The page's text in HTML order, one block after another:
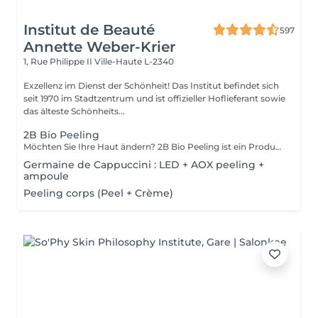
Institut de Beauté
Annette Weber-Krier
597
1, Rue Philippe II Ville-Haute L-2340
Exzellenz im Dienst der Schönheit! Das Institut befindet sich
seit 1970 im Stadtzentrum und ist offizieller Hoflieferant sowie
das älteste Schönheits...
2B Bio Peeling
Möchten Sie Ihre Haut ändern? 2B Bio Peeling ist ein Produkt für die manuelle Mikrodermabrasion . Diese Methode des Abriebs der Oberfläche der Epidermis zielt darauf ab, die abgestorbenen Zellen zu beseitigen, die das Stratum Corneum bilden. Im Gegensatz zu anderen Peel-Behandlungen, die nur auf der Oberfläche wirken, löst 2B Bio Peeling den Peeling-Prozess von innen aus. Ihre Haut wird gründlich gereinigt, der Zellstoffwechsel wird reaktiviert, die vergrößerten Poren werden gestrafft und die Pigmentierung verringert. Ein schillerndes Ergebnis, das Sie sofort begeistern wird.
Germaine de Cappuccini : LED + AOX peeling +
ampoule
Peeling corps (Peel + Crème)